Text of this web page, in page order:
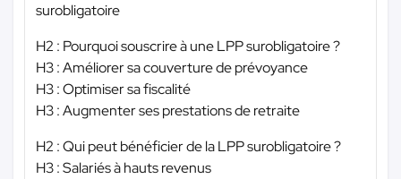
surobligatoire
H2 : Pourquoi souscrire à une LPP surobligatoire ?
H3 : Améliorer sa couverture de prévoyance
H3 : Optimiser sa fiscalité
H3 : Augmenter ses prestations de retraite
H2 : Qui peut bénéficier de la LPP surobligatoire ?
H3 : Salariés à hauts revenus